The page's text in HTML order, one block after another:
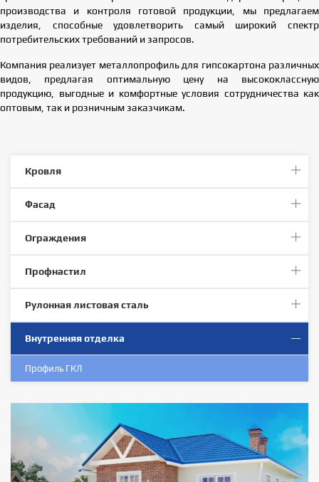
Кровля
Фасад
Ограждения
Профнастил
Рулонная листовая сталь
Внутренняя отделка
Профиль ГКЛ
производства и контроля готовой продукции, мы предлагаем
изделия, способные удовлетворить самый широкий спектр
потребительских требований и запросов.
Компания реализует металлопрофиль для гипсокартона различных
видов, предлагая оптимальную цену на высококлассную
продукцию, выгодные и комфортные условия сотрудничества как
оптовым, так и розничным заказчикам.